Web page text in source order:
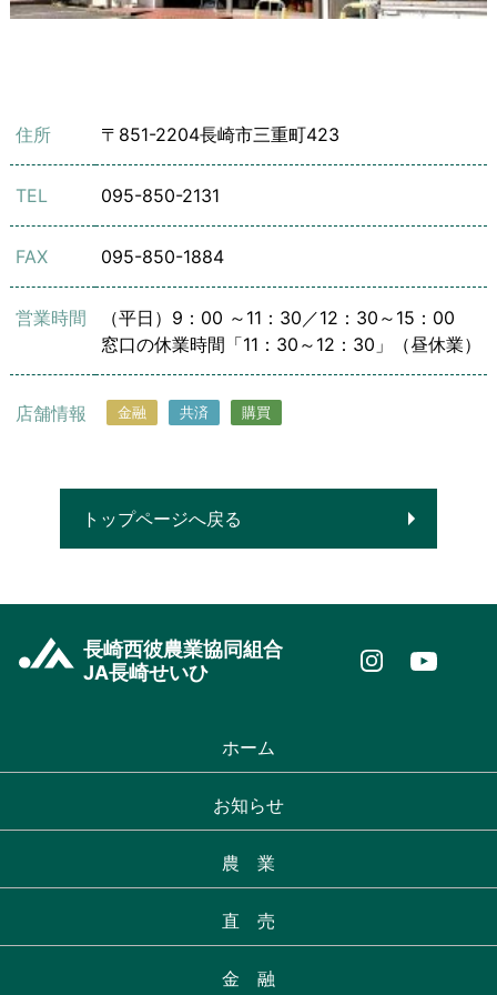
住所 〒851-2204長崎市三重町423
TEL 095-850-2131
FAX 095-850-1884
営業時間
（平日）9：00 ～11：30／12：30～15：00
窓口の休業時間「11：30～12：30」（昼休業）
店舗情報 共済 購買
金融
トップページへ戻る
長崎西彼農業協同組合
JA長崎せいひ
ホーム
お知らせ
農 業
直 売
金 融